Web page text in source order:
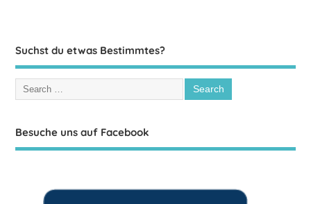
Suchst du etwas Bestimmtes?
Besuche uns auf Facebook